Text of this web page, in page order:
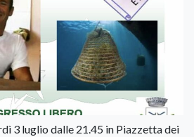
3 luglio dalle 21.45 in Piazzetta dei